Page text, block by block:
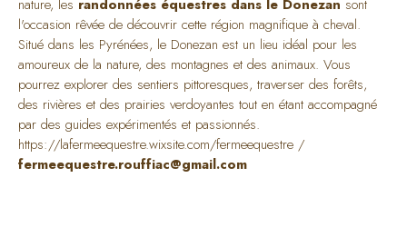
nature, les randonnées équestres dans le Donezan sont
l'occasion rêvée de découvrir cette région magnifique à cheval.
Situé dans les Pyrénées, le Donezan est un lieu idéal pour les
amoureux de la nature, des montagnes et des animaux. Vous
pourrez explorer des sentiers pittoresques, traverser des forêts,
des rivières et des prairies verdoyantes tout en étant accompagné
par des guides expérimentés et passionnés.
https://lafermeequestre.wixsite.com/fermeequestre /
fermeequestre.rouffiac@gmail.com